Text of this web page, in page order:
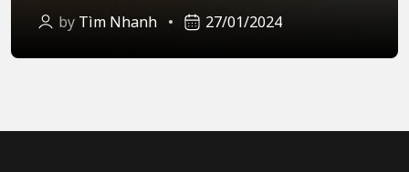
by Tìm Nhanh 27/01/2024